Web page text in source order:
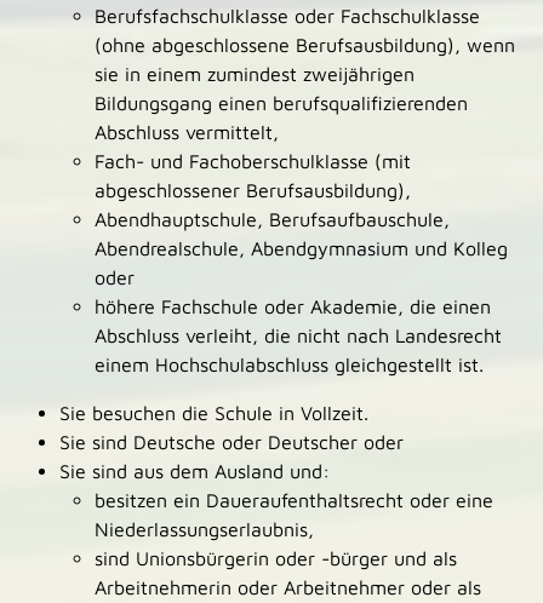
Berufsfachschulklasse oder Fachschulklasse
(ohne abgeschlossene Berufsausbildung), wenn
sie in einem zumindest zweijährigen
Bildungsgang einen berufsqualifizierenden
Abschluss vermittelt,
Fach- und Fachoberschulklasse (mit
abgeschlossener Berufsausbildung),
Abendhauptschule, Berufsaufbauschule,
Abendrealschule, Abendgymnasium und Kolleg
oder
höhere Fachschule oder Akademie, die einen
Abschluss verleiht, die nicht nach Landesrecht
einem Hochschulabschluss gleichgestellt ist.
Sie besuchen die Schule in Vollzeit.
Sie sind Deutsche oder Deutscher oder
Sie sind aus dem Ausland und:
besitzen ein Daueraufenthaltsrecht oder eine
Niederlassungserlaubnis,
sind Unionsbürgerin oder -bürger und als
Arbeitnehmerin oder Arbeitnehmer oder als